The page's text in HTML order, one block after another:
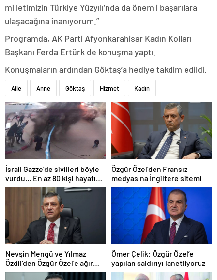
milletimizin Türkiye Yüzyılı’nda da önemli başarılara
ulaşacağına inanıyorum.”
Programda, AK Parti Afyonkarahisar Kadın Kolları
Başkanı Ferda Ertürk de konuşma yaptı.
Konuşmaların ardından Göktaş’a hediye takdim edildi.
Aile Anne Göktaş Hizmet Kadın
İsrail Gazze’de sivilleri böyle
vurdu… En az 80 kişi hayatını
kaybetti
Özgür Özel’den Fransız
medyasına İngiltere sitemi
Nevşin Mengü ve Yılmaz
Özdil’den Özgür Özel’e ağır
eleştiriler
Ömer Çelik: Özgür Özel’e
yapılan saldırıyı lanetliyoruz